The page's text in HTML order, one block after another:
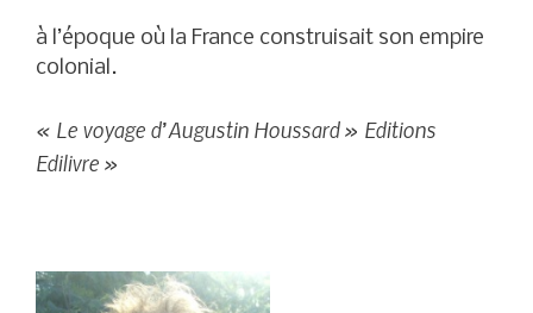
à l’époque où la France construisait son empire
colonial.
« Le voyage d’Augustin Houssard » Editions
Edilivre »